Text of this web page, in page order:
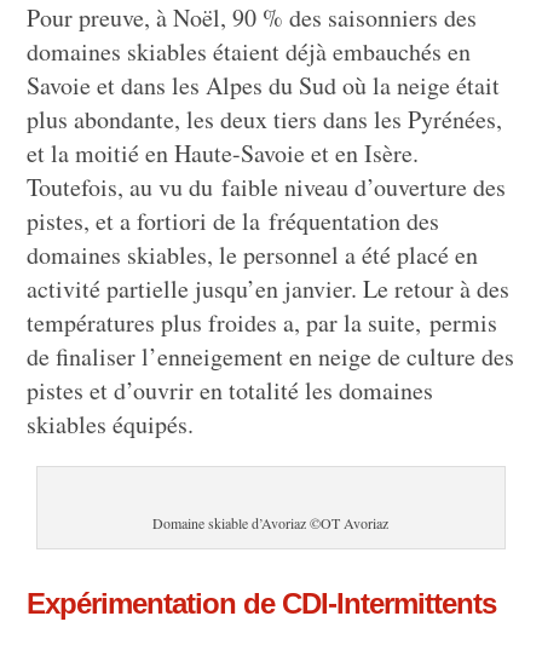
Pour preuve, à Noël, 90 % des saisonniers des
domaines skiables étaient déjà embauchés en
Savoie et dans les Alpes du Sud où la neige était
plus abondante, les deux tiers dans les Pyrénées,
et la moitié en Haute-Savoie et en Isère.
Toutefois, au vu du faible niveau d’ouverture des
pistes, et a fortiori de la fréquentation des
domaines skiables, le personnel a été placé en
activité partielle jusqu’en janvier. Le retour à des
températures plus froides a, par la suite, permis
de finaliser l’enneigement en neige de culture des
pistes et d’ouvrir en totalité les domaines
skiables équipés.
Domaine skiable d’Avoriaz ©OT Avoriaz
Expérimentation de CDI-Intermittents